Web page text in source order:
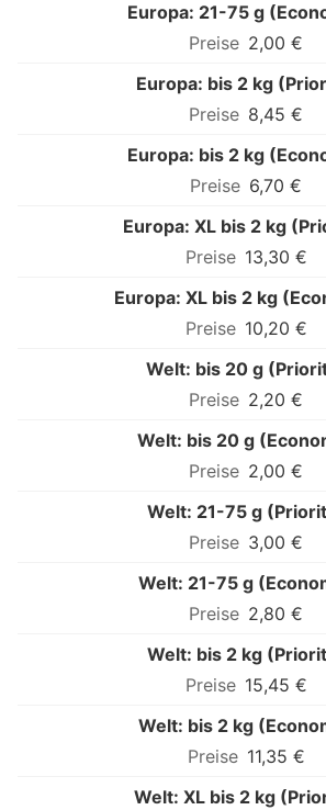
Europa: 21-75 g
2,00 €
Europa: bis 2 kg
8,45 €
Europa: bis 2 kg
6,70 €
Europa: XL bis 2 kg
13,30 €
Europa: XL bis 2 kg
10,20 €
Welt: bis 20 g
2,20 €
Welt: bis 20 g
2,00 €
Welt: 21-75 g
3,00 €
Welt: 21-75 g
2,80 €
Welt: bis 2 kg
15,45 €
Welt: bis 2 kg
11,35 €
Welt: XL bis 2 kg